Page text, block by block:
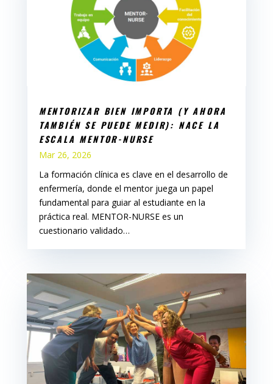
MENTORIZAR BIEN IMPORTA (Y AHORA
TAMBIÉN SE PUEDE MEDIR): NACE LA
ESCALA MENTOR-NURSE
Mar 26, 2026
La formación clínica es clave en el desarrollo de
enfermería, donde el mentor juega un papel
fundamental para guiar al estudiante en la
práctica real. MENTOR-NURSE es un
cuestionario validado…